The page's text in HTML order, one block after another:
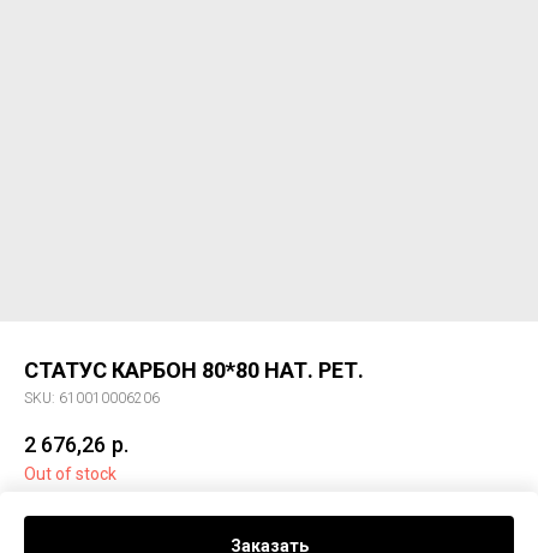
СТАТУС КАРБОН 80*80 НАТ. РЕТ.
SKU: 610010006206
2 676,26 р.
Out of stock
Заказать
Керам. гранит СТАТУС КАРБОН 80*80 НАТ. РЕТ.